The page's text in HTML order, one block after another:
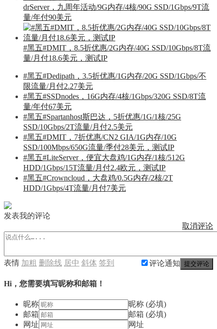
drServer，九周年活动/9G内存/4核/90G SSD/1Gbps/9T流
量/年付90美元
#黑五#DMIT，8.5折优惠/2G内存/40G SSD/10Gbps/8T流
量/月付18.6美元，测试IP
#黑五#Dedipath，3.5折优惠/1G内存/20G SSD/1Gbps/不
限流量/月付2.27美元
#黑五#SSDnodes，16G内存/4核/1Gbps/320G SSD/8T流
量/年付67美元
#黑五#Spartanhost斯巴达，5折优惠/1G/1核/25G
SSD/10Gbps/2T流量/月付2.5美元
#黑五#DMIT，7折优惠/CN2 GIA/1G内存/10G
SSD/100Mbps/650G流量/季付28美元，测试IP
#黑五#LiteServer，便宜大盘鸡/1G内存/1核/512G
HDD/1Gbps/15T流量/月付2.4欧元，测试IP
#黑五#Crowncloud，大盘鸡/0.5G内存/2核/2T
HDD/1Gbps/4T流量/月付7美元
发表我的评论
取消评论
提交评论
评论通知
表情 加粗 删除线 居中 斜体 签到
Hi，您需要填写昵称和邮箱！
昵称
昵称 (必填)
邮箱
邮箱 (必填)
网址
网址